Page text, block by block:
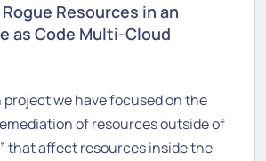
Resources in an
as Code Multi-Cloud
we have focused on the
of resources outside of
that affect resources inside the